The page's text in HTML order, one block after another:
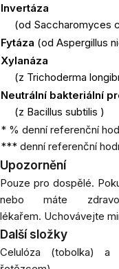
Invertáza
(od Saccharomyces
Fytáza (od Aspergillus
Xylanáza
(z Trichoderma
Neutrální bakteriální
(z Bacillus subtilis )
* % denní referenční
*** denní referenční
Upozornění
Pouze pro dospělé.
nebo máte
lékařem. Uchovávejte
Další složky
Celulóza (tobolka)